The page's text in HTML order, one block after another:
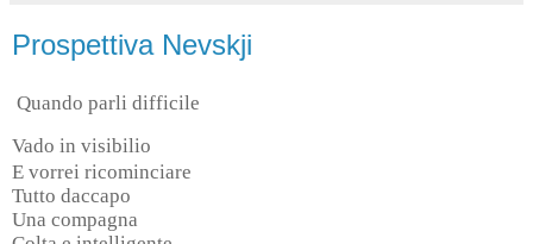
Prospettiva Nevskji
Quando parli difficile
Vado in visibilio
E vorrei ricominciare
Tutto daccapo
Una compagna